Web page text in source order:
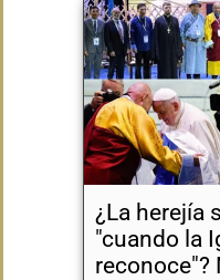
¿La herejía
"cuando la
reconoce"?